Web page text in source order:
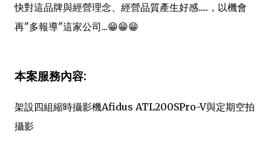
快對這品牌與經營理念、經營品質產生好感.....，以機會
再"多報導"這家公司...😁😁😁
本案服務內容:
架設四組縮時攝影機Afidus ATL200SPro-V與定期空拍
攝影